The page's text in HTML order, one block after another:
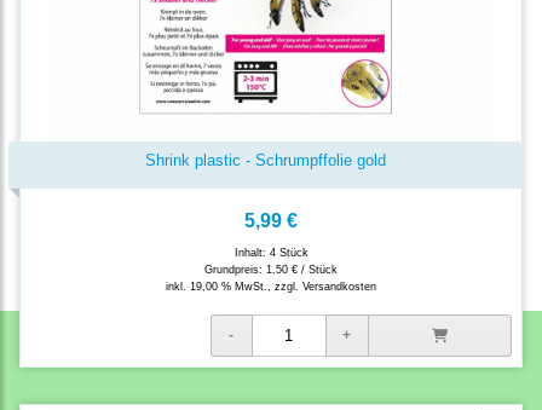
Shrink plastic - Schrumpffolie gold
5,99 €
Inhalt: 4 Stück
Grundpreis: 1,50 € / Stück
inkl. 19,00 % MwSt., zzgl. Versandkosten